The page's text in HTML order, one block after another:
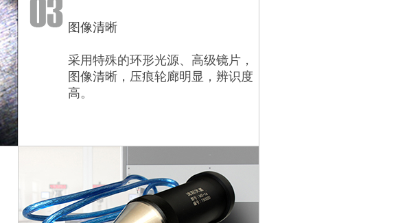
图像清晰
采用特殊的环形光源、高级镜片，
图像清晰，压痕轮廊明显，辨识度
高。